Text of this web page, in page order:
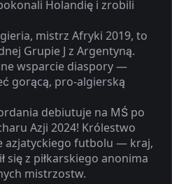
Holandię i zrobili
mistrz Afryki 2019, to
Grupie J z Argentyną.
wsparcie diaspory —
gorącą, pro-algierską
debiutuje na MŚ po
Azji 2024! Królestwo
azjatyckiego futbolu — kraj,
się z piłkarskiego anonima
mistrzostw.